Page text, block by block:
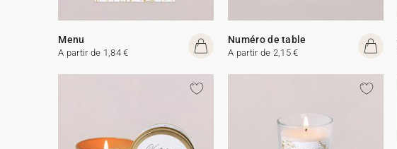
Menu
A partir de 1,84 €
Numéro de table
A partir de 2,15 €